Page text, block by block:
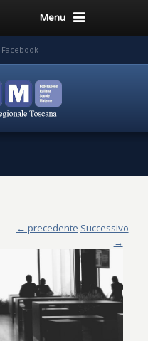
Menu
Facebook
← precedente Successivo
→